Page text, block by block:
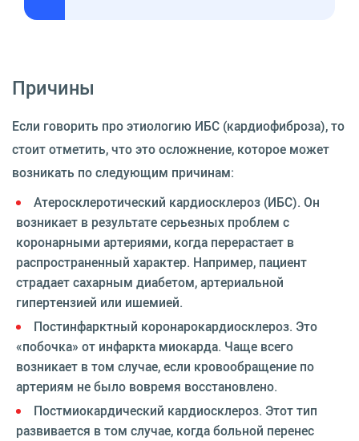
Причины
Если говорить про этиологию ИБС (кардиофиброза), то
стоит отметить, что это осложнение, которое может
возникать по следующим причинам:
Атеросклеротический кардиосклероз (ИБС). Он
возникает в результате серьезных проблем с
коронарными артериями, когда перерастает в
распространенный характер. Например, пациент
страдает сахарным диабетом, артериальной
гипертензией или ишемией.
Постинфарктный коронарокардиосклероз. Это
«побочка» от инфаркта миокарда. Чаще всего
возникает в том случае, если кровообращение по
артериям не было вовремя восстановлено.
Постмиокардический кардиосклероз. Этот тип
развивается в том случае, когда больной перенес